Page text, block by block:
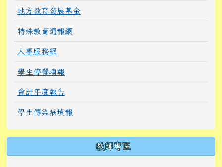
地方教育發展基金
特殊教育通報網
人事服務網
學生停餐填報
會計年度報告
學生傳染病填報
教師專區